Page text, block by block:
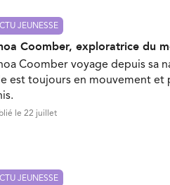
JEUNESSE
Coomber, exploratrice du
Coomber voyage depuis sa
est toujours en mouvement et
le 22 juillet
JEUNESSE